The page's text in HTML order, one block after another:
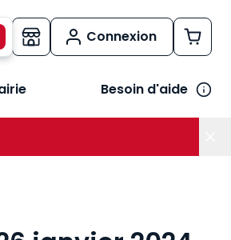
Connexion
besoins Besoin d'aide